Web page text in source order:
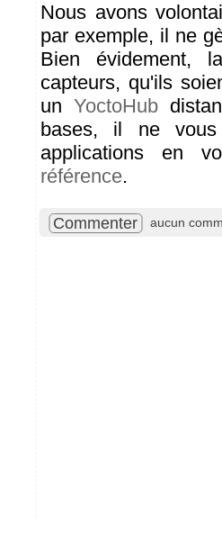
Nous avons
par exemple, il ne
Bien évidement,
capteurs, qu'ils
un YoctoHub
bases, il ne
applications en
référence.
Commenter aucun